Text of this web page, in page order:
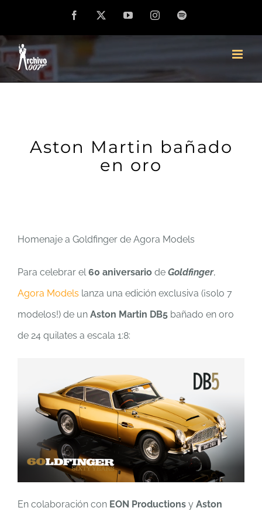
contenido
Facebook YouTubeInstagramSpotify
Aston Martin bañado
en oro
Homenaje a Goldfinger de Agora Models
Para celebrar el60 aniversario de Goldfinger,
Agora Models lanza una edición exclusiva (¡solo 7
modelos!) de un Aston Martin DB5 bañado en oro
de 24 quilates a escala 1:8:
En colaboración con EON Productions y Aston